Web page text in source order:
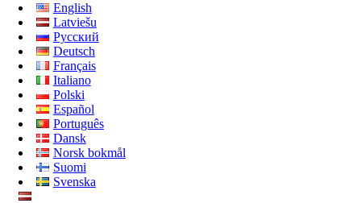
English
Latviešu
Русский
Deutsch
Français
Italiano
Polski
Español
Português
Dansk
Norsk bokmål
Suomi
Svenska